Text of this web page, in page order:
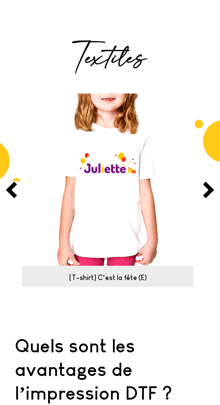
Textiles
[T-shirt] C’est la fête (E)
Quels sont les
avantages de
l’impression DTF ?